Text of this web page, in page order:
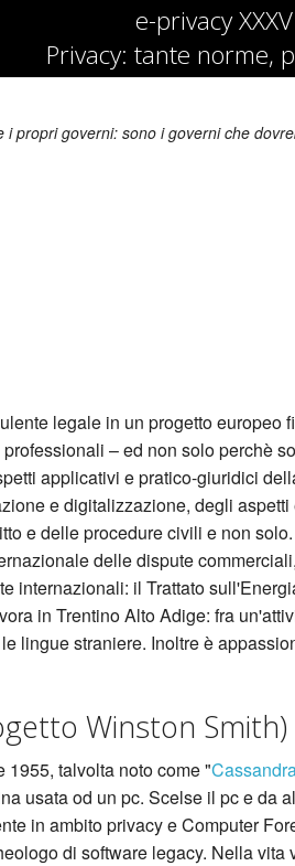
e-privacy XXXV
Privacy: tante norme,
i propri governi: sono i governi che
legale in un progetto europeo
– ed non solo perchè
applicativi e pratico-giuridici
e digitalizzazione, degli
e delle procedure civili e non
delle dispute
internazionali: il Trattato
in Trentino Alto Adige: fra
lingue straniere. Inoltre è
Winston Smith)
1955, talvolta noto come "
usata od un pc. Scelse il pc e da
in ambito privacy e Computer
di software legacy. Nella vita